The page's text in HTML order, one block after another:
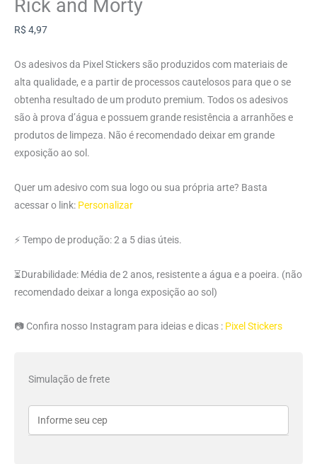
Rick and Morty
R$ 4,97
Os adesivos da Pixel Stickers são produzidos com materiais de
alta qualidade, e a partir de processos cautelosos para que o se
obtenha resultado de um produto premium. Todos os adesivos
são à prova d’água e possuem grande resistência a arranhões e
produtos de limpeza. Não é recomendado deixar em grande
exposição ao sol.
Quer um adesivo com sua logo ou sua própria arte? Basta
acessar o link: Personalizar
⚡ Tempo de produção: 2 a 5 dias úteis.
⏳Durabilidade: Média de 2 anos, resistente a água e a poeira. (não
recomendado deixar a longa exposição ao sol)
📷 Confira nosso Instagram para ideias e dicas : Pixel Stickers
Simulação de frete